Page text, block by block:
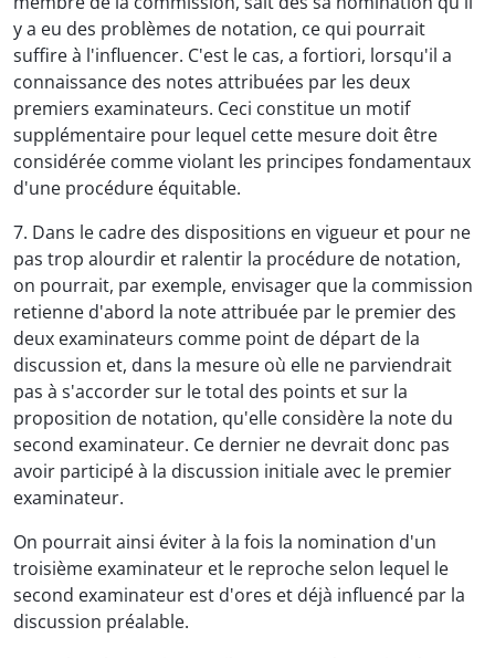
y a eu des problèmes de notation, ce qui pourrait
suffire à l'influencer. C'est le cas, a fortiori, lorsqu'il a
connaissance des notes attribuées par les deux
premiers examinateurs. Ceci constitue un motif
supplémentaire pour lequel cette mesure doit être
considérée comme violant les principes fondamentaux
d'une procédure équitable.
7. Dans le cadre des dispositions en vigueur et pour ne
pas trop alourdir et ralentir la procédure de notation,
on pourrait, par exemple, envisager que la commission
retienne d'abord la note attribuée par le premier des
deux examinateurs comme point de départ de la
discussion et, dans la mesure où elle ne parviendrait
pas à s'accorder sur le total des points et sur la
proposition de notation, qu'elle considère la note du
second examinateur. Ce dernier ne devrait donc pas
avoir participé à la discussion initiale avec le premier
examinateur.
On pourrait ainsi éviter à la fois la nomination d'un
troisième examinateur et le reproche selon lequel le
second examinateur est d'ores et déjà influencé par la
discussion préalable.